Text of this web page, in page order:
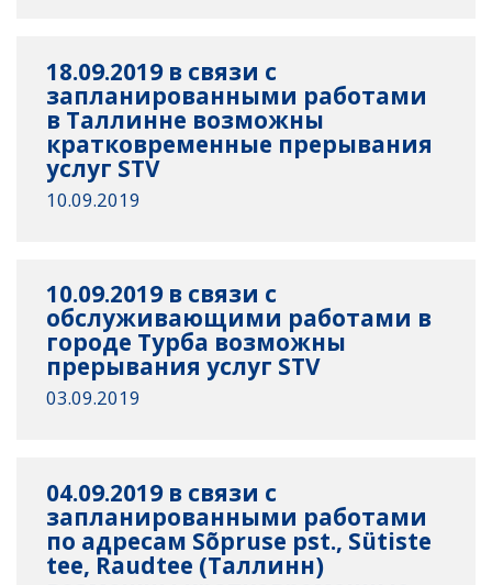
18.09.2019 в связи с
запланированными работами
в Таллинне возможны
кратковременные прерывания
услуг STV
10.09.2019
10.09.2019 в связи с
обслуживающими работами в
городе Турба возможны
прерывания услуг STV
03.09.2019
04.09.2019 в связи с
запланированными работами
по адресам Sõpruse pst., Sütiste
tee, Raudtee (Таллинн)